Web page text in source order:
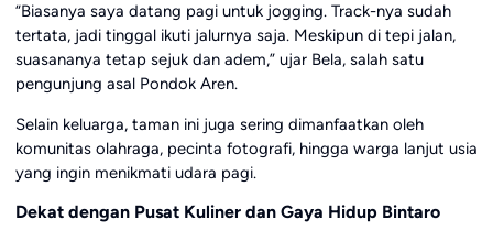
“Biasanya saya datang pagi untuk jogging. Track-nya sudah
tertata, jadi tinggal ikuti jalurnya saja. Meskipun di tepi jalan,
suasananya tetap sejuk dan adem,” ujar Bela, salah satu
pengunjung asal Pondok Aren.
Selain keluarga, taman ini juga sering dimanfaatkan oleh
komunitas olahraga, pecinta fotografi, hingga warga lanjut usia
yang ingin menikmati udara pagi.
Dekat dengan Pusat Kuliner dan Gaya Hidup Bintaro